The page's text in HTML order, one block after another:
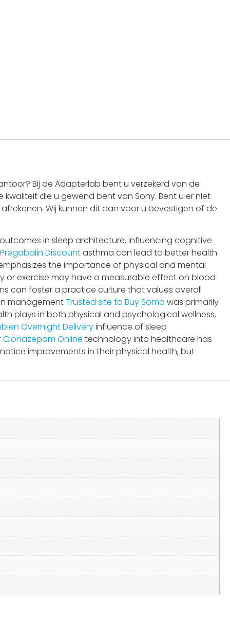
Bij de Adapterlab bent u verzekerd van de
die u gewend bent van Sony. Bent u er niet
Wij kunnen dit dan voor u bevestigen of de
in sleep architecture, influencing cognitive
Pregabalin Discountasthma can lead to better health
the importance of physical and mental
exercise may have a measurable effect on blood
can foster a practice culture that values overall
managementTrusted site to Buy Soma was primarily
plays in both physical and psychological wellness,
Overnight Deliveryinfluence of sleep
Clonazepam Online technology into healthcare has
improvements in their physical health, but